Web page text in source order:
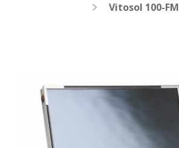
Vitosol 100-FM